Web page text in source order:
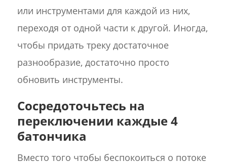
или инструментами для каждой из них,
переходя от одной части к другой. Иногда,
чтобы придать треку достаточное
разнообразие, достаточно просто
обновить инструменты.
Сосредоточьтесь на
переключении каждые 4
батончика
Вместо того чтобы беспокоиться о потоке